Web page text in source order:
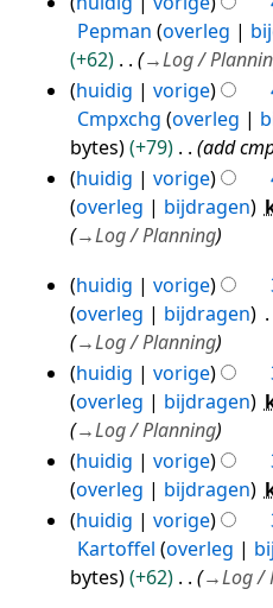
n
g
e
r
k
i
n
g
s
s
a
m
e
n
v
a
t
t
i
n
g
w
e
r
k
i
n
g
s
s
a
m
e
n
v
a
t
t
i
n
g
n
b
e
w
e
r
k
i
n
g
s
s
a
m
e
n
v
a
t
t
e
n
b
e
w
e
r
i
n
g
s
s
a
m
e
n
a
Pepman overleg
+62
→Log /
huidig
vorige
Cmpxchg overleg
bytes
+79
add
huidig
vorige
overleg
bijdragen
→Log / Planning
3
apr
2020
huidig vorige
overleg
bijdragen
→Log / Planning
huidig
vorige
overleg
bijdragen
→Log / Planning
huidig
vorige
overleg
bijdragen
G
e
huidig vorige
Kartoffel overleg
bytes
+62 →Log /